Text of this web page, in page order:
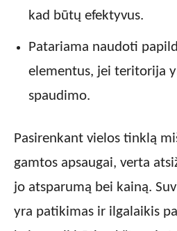
kad būtų efektyvus.
Patariama naudoti
elementus, jei teritorija
spaudimo.
Pasirenkant vielos tinklą
gamtos apsaugai, verta
jo atsparumą bei kainą.
yra patikimas ir ilgalaikis